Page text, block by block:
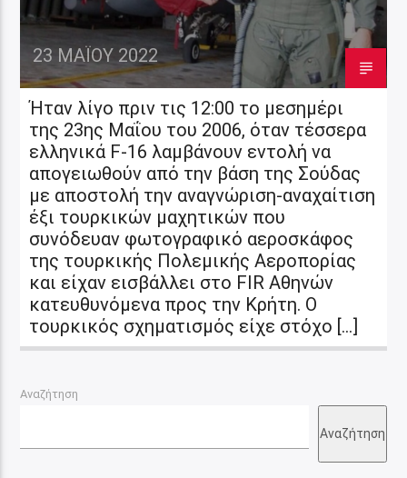
23 ΜΑΪ́ΟΥ 2022
Ήταν λίγο πριν τις 12:00 το μεσημέρι
της 23ης Μαΐου του 2006, όταν τέσσερα
ελληνικά F-16 λαμβάνουν εντολή να
απογειωθούν από την βάση της Σούδας
με αποστολή την αναγνώριση-αναχαίτιση
έξι τουρκικών μαχητικών που
συνόδευαν φωτογραφικό αεροσκάφος
της τουρκικής Πολεμικής Αεροπορίας
και είχαν εισβάλλει στο FIR Αθηνών
κατευθυνόμενα προς την Κρήτη. Ο
τουρκικός σχηματισμός είχε στόχο […]
Αναζήτηση
Αναζήτηση